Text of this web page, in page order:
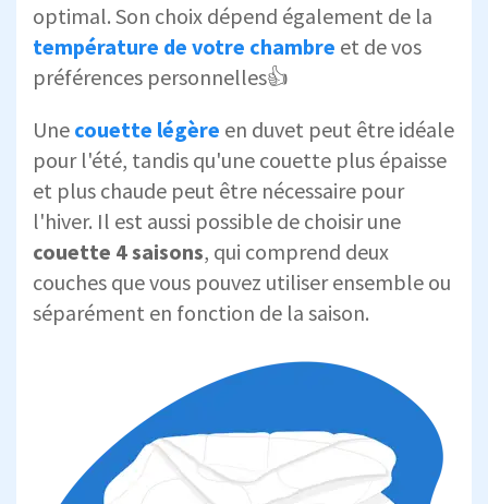
optimal. Son choix dépend également de la
température de votre chambre et de vos
préférences personnelles👍
Une couette légère en duvet peut être idéale
pour l'été, tandis qu'une couette plus épaisse
et plus chaude peut être nécessaire pour
l'hiver. Il est aussi possible de choisir une
couette 4 saisons, qui comprend deux
couches que vous pouvez utiliser ensemble ou
séparément en fonction de la saison.